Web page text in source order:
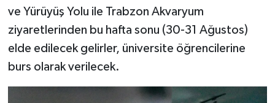
ve Yürüyüş Yolu ile Trabzon Akvaryum
ziyaretlerinden bu hafta sonu (30-31 Ağustos)
elde edilecek gelirler, üniversite öğrencilerine
burs olarak verilecek.